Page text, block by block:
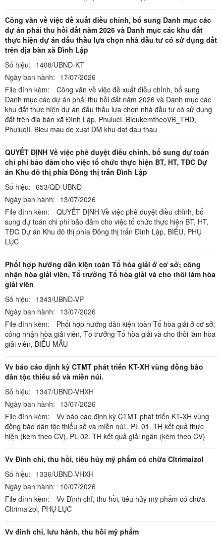
Công văn về việc đề xuất điều chỉnh, bổ sung Danh mục các
dự án phải thu hồi đất năm 2026 và Danh mục các khu đất
thực hiện dự án đấu thầu lựa chọn nhà đầu tư có sử dụng đất
trên địa bàn xã Đình Lập
Số hiệu: 1408/UBND-KT
Ngày ban hành: 17/07/2026
File đính kèm:
Công văn về việc đề xuất điều chỉnh, bổ sung
Danh mục các dự án phải thu hồi đất năm 2026 và Danh mục các
khu đất thực hiện dự án đấu thầu lựa chọn nhà đầu tư có sử dụng
đất trên địa bàn xã Đình Lập, PhulucI. BieukemtheoVB_THD,
PhulucII. Bieu mau de xuat DM khu dat dau thau
QUYẾT ĐỊNH Về việc phê duyệt điều chỉnh, bổ sung dự toán
chi phí bảo đảm cho việc tổ chức thực hiện BT, HT, TĐC Dự
án Khu đô thị phía Đông thị trấn Đình Lập
Số hiệu: 653/QĐ-UBND
Ngày ban hành: 13/07/2026
File đính kèm:
QUYẾT ĐỊNH Về việc phê duyệt điều chỉnh, bổ
sung dự toán chi phí bảo đảm cho việc tổ chức thực hiện BT, HT,
TĐC Dự án Khu đô thị phía Đông thị trấn Đình Lập, BIỂU, PHỤ
LỤC
Phối hợp hướng dẫn kiện toàn Tổ hòa giải ở cơ sở; công
nhận hòa giải viên, Tổ trưởng Tổ hòa giải và cho thôi làm hòa
giải viên
Số hiệu: 1343/UBND-VP
Ngày ban hành: 13/07/2026
File đính kèm:
Phối hợp hướng dẫn kiện toàn Tổ hòa giải ở cơ sở;
công nhận hòa giải viên, Tổ trưởng Tổ hòa giải và cho thôi làm hòa
giải viên, BIỂU MẪU
Vv báo cáo định kỳ CTMT phát triển KT-XH vùng đồng bào
dân tộc thiểu số và miền núi.
Số hiệu: 1347/UBND-VHXH
Ngày ban hành: 13/07/2026
File đính kèm:
Vv báo cáo định kỳ CTMT phát triển KT-XH vùng
đồng bào dân tộc thiểu số và miền núi., PL 01. TH kết quả thực
hiện (kèm theo CV), PL 02. TH kết quả giải ngân (kèm theo CV)
Vv Đình chỉ, thu hồi, tiêu hủy mỹ phẩm có chữa Cltrimaizol
Số hiệu: 1336/UBND-VHXH
Ngày ban hành: 10/07/2026
File đính kèm:
Vv Đình chỉ, thu hồi, tiêu hủy mỹ phẩm có chữa
Cltrimaizol, PHỤ LỤC
Vv đình chỉ, lưu hành, thu hồi mỹ phẩm